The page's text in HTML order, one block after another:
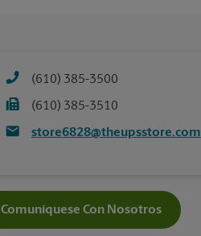
(610) 385-3500
(610) 385-3510
store6828@theupsstore.com
Comuníquese Con Nosotros